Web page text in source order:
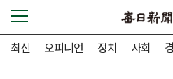
최신 오피니언 정치 사회